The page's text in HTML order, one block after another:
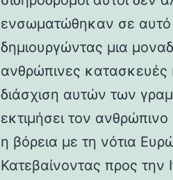
ενσωματώθηκαν σε
δημιουργώντας μια
ανθρώπινες
διάσχιση αυτών των
εκτιμήσει τον
η βόρεια με τη νότια
Κατεβαίνοντας προς την